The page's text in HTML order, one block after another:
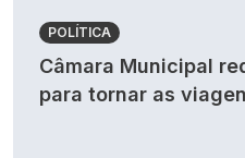
POLÍTICA
Câmara Municipal
para tornar as